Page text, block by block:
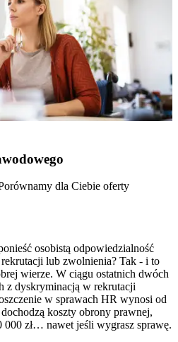
dla Ciebie oferty
osobistą odpowiedzialność
lub zwolnienia? Tak - i to
wierze. W ciągu ostatnich dwóch
z dyskryminacją w rekrutacji
w sprawach HR wynosi od
koszty obrony prawnej,
000 zł… nawet jeśli wygrasz sprawę.